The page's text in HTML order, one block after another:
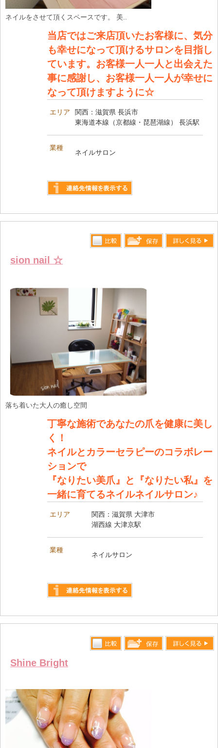
ネイルをさせて頂くスペースです。 美..
当店ではご来店頂いたお客様に、気分
も幸せになって頂けるサロンを目指し
ています。お客様一人一人と出会えた
事に感謝し、お客様一人一人が幸せに
なって頂けますように☆
エリア
関西：滋賀県 長浜市
東海道本線（京都線・琵琶湖線） 長浜駅
業種
ネイルサロン
sion nail ☆
します
落ち着いた大人の癒し空間
丁寧な施術であなたの爪を健康に美し
く！
ネイルとカラーセラピーのコラボレー
ションで
『なりたい美爪』と『なりたい私』を
一緒に育てるネイルネイルサロン♪
エリア
関西：滋賀県 大津市
湖西線 大津京駅
業種
ネイルサロン
Shine Bright
します